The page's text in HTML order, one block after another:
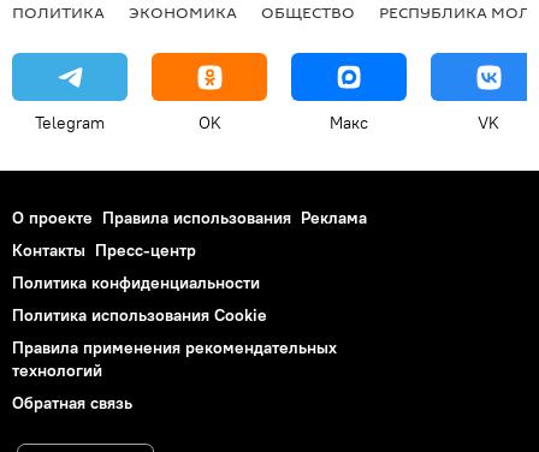
ПОЛИТИКА ЭКОНОМИКА ОБЩЕСТВО РЕСПУБЛИКА
Telegram OK Макс VK
О проекте Правила использования Реклама
Контакты Пресс-центр
Политика конфиденциальности
Политика использования Cookie
Правила применения рекомендательных
технологий
Обратная связь